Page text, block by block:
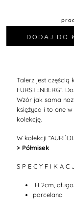
DODAJ DO
Talerz jest częścią
FÜRSTENBERG”.
Wzór jak sama
księżyca i to one
kolekcję.
W kolekcji “
> Półmisek
S P E C Y F I K A
H 2cm,
porcelana